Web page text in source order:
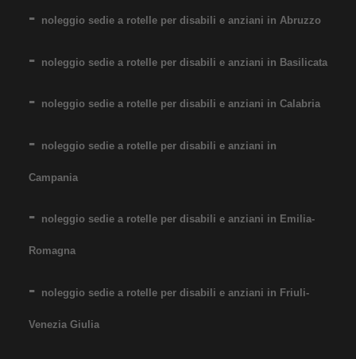
Noleggio sedia a rotelle seduta
portata fino 160 kg. Noleggio
Consegniamo a domicilio in
tutta Italia: contattaci per
da 89,00€
SCHEDA COMPLETA
noleggio sedie a rotelle per disabili e anziani in Abruzzo
noleggio sedie a rotelle per disabili e anziani in Basilicata
noleggio sedie a rotelle per disabili e anziani in Calabria
noleggio sedie a rotelle per disabili e anziani in
Campania
noleggio sedie a rotelle per disabili e anziani in Emilia-
Romagna
noleggio sedie a rotelle per disabili e anziani in Friuli-
Venezia Giulia